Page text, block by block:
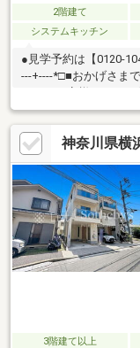
2階建て
システムキッチン
●見学予約は【0120-
---+----*□■おかげさま
家探しをお約束しま
ずは、お気軽に東宝
まっていなくて大丈
「行って良かったね
【夢に人に住まいに
おります☆
神奈川県横
3階建て以上